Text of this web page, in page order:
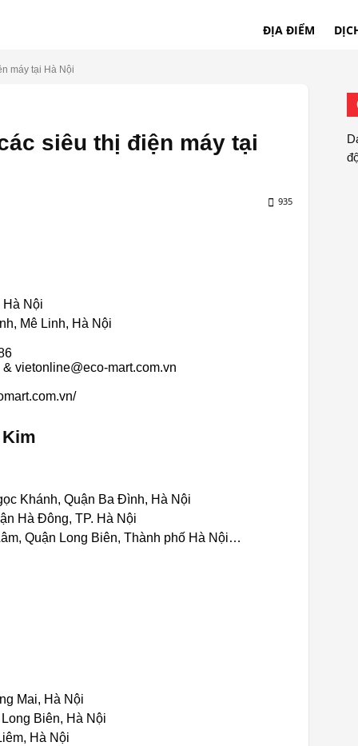
ĐỊA ĐIỂM
máy tại Hà Nội
siêu thị điện máy tại
935
Hà Nội
Mê Linh, Hà Nội
vietonline@eco-mart.com.vn
Khánh, Quận Ba Đình, Hà Nội
Hà Đông, TP. Hà Nội
Quận Long Biên, Thành phố Hà Nội…
Mai, Hà Nội
Biên, Hà Nội
Hà Nội